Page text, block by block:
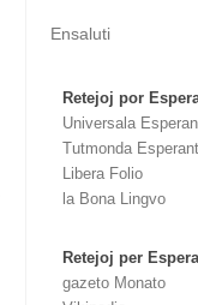
Ensaluti
Retejoj por
Universala
Tutmonda
Libera Folio
la Bona Lingvo
Retejoj per
gazeto Monato